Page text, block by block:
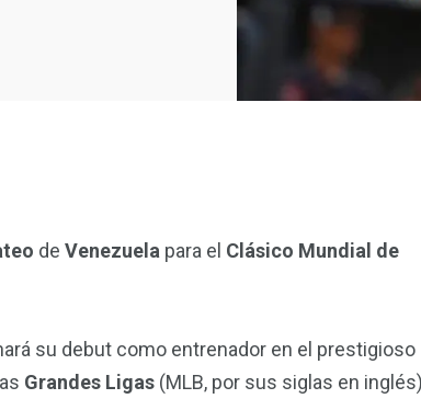
de Venezuela para el Clásico Mundial de
su debut como entrenador en el prestigioso
Grandes Ligas (MLB, por sus siglas en inglés)